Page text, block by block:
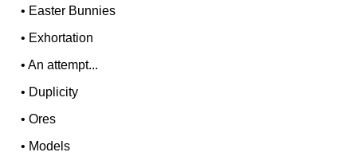
• Easter Bunnies
• Exhortation
•An attempt...
• Duplicity
•Ores
• Models